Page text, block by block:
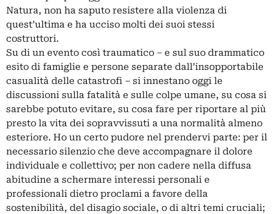
Natura, non ha saputo resistere alla violenza di
quest’ultima e ha ucciso molti dei suoi stessi
costruttori.
Su di un evento così traumatico – e sul suo drammatico
esito di famiglie e persone separate dall’insopportabile
casualità delle catastrofi – si innestano oggi le
discussioni sulla fatalità e sulle colpe umane, su cosa si
sarebbe potuto evitare, su cosa fare per riportare al più
presto la vita dei sopravvissuti a una normalità almeno
esteriore. Ho un certo pudore nel prendervi parte: per il
necessario silenzio che deve accompagnare il dolore
individuale e collettivo; per non cadere nella diffusa
abitudine a schermare interessi personali e
professionali dietro proclami a favore della
sostenibilità, del disagio sociale, o di altri temi cruciali;